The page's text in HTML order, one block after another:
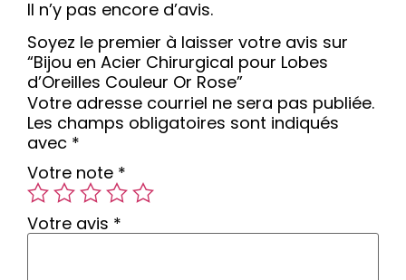
Il n’y pas encore d’avis.
Soyez le premier à laisser votre avis sur
“Bijou en Acier Chirurgical pour Lobes
d’Oreilles Couleur Or Rose”
Votre adresse courriel ne sera pas publiée.
Les champs obligatoires sont indiqués
avec *
Votre note *
Votre avis *